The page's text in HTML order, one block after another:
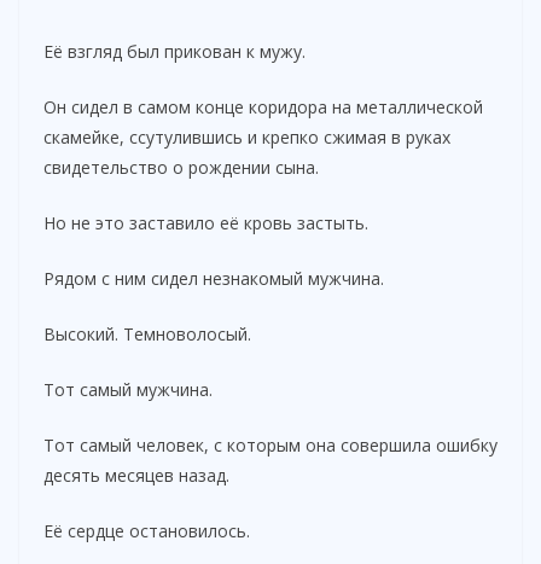
Её взгляд был прикован к мужу.
Он сидел в самом конце коридора на металлической
скамейке, ссутулившись и крепко сжимая в руках
свидетельство о рождении сына.
Но не это заставило её кровь застыть.
Рядом с ним сидел незнакомый мужчина.
Высокий. Темноволосый.
Тот самый мужчина.
Тот самый человек, с которым она совершила ошибку
десять месяцев назад.
Её сердце остановилось.